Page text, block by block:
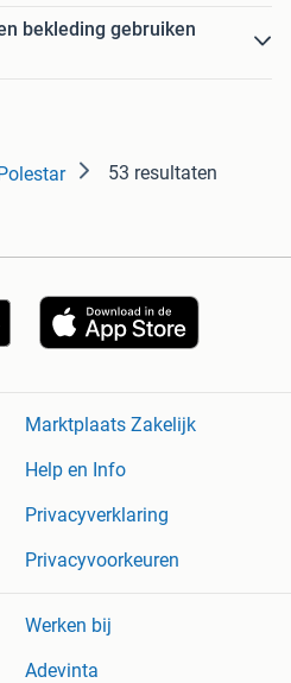
bekleding gebruiken
53 resultaten
Marktplaats Zakelijk
Help en Info
Privacyverklaring
Privacyvoorkeuren
Werken bij
Adevinta